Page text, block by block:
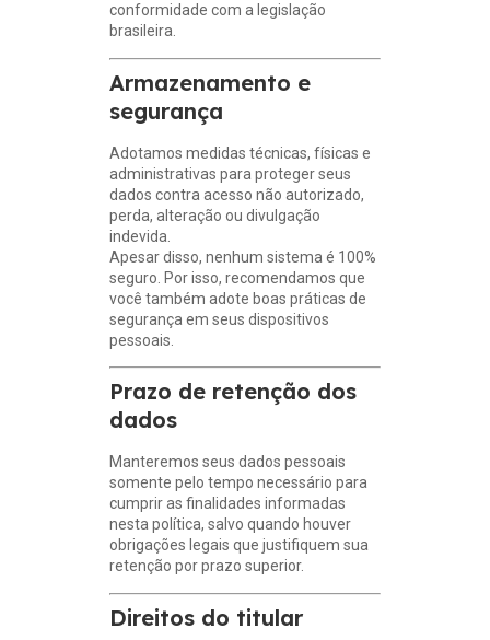
conformidade com a legislação
brasileira.
Armazenamento e
segurança
Adotamos medidas técnicas, físicas e
administrativas para proteger seus
dados contra acesso não autorizado,
perda, alteração ou divulgação
indevida.
Apesar disso, nenhum sistema é 100%
seguro. Por isso, recomendamos que
você também adote boas práticas de
segurança em seus dispositivos
pessoais.
Prazo de retenção dos
dados
Manteremos seus dados pessoais
somente pelo tempo necessário para
cumprir as finalidades informadas
nesta política, salvo quando houver
obrigações legais que justifiquem sua
retenção por prazo superior.
Direitos do titular